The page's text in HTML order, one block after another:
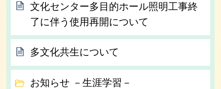
文化センター多目的ホール照明工事終
了に伴う使用再開について
多文化共生について
お知らせ －生涯学習－